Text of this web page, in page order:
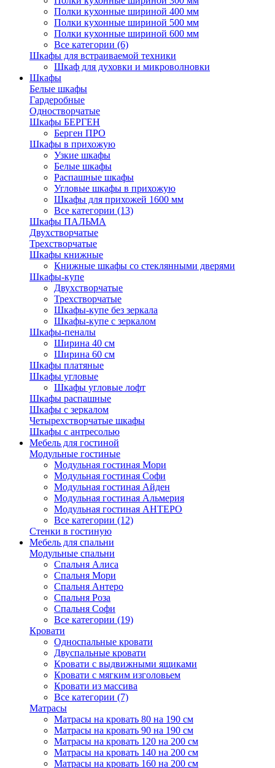
Полки кухонные шириной 400 мм
Полки кухонные шириной 500 мм
Полки кухонные шириной 600 мм
Все категории (6)
Шкафы для встраиваемой техники
Шкаф для духовки и микроволновки
Шкафы
Белые шкафы
Гардеробные
Одностворчатые
Шкафы БЕРГЕН
Берген ПРО
Шкафы в прихожую
Узкие шкафы
Белые шкафы
Распашные шкафы
Угловые шкафы в прихожую
Шкафы для прихожей 1600 мм
Все категории (13)
Шкафы ПАЛЬМА
Двухстворчатые
Трехстворчатые
Шкафы книжные
Книжные шкафы со стеклянными дверями
Шкафы-купе
Двухстворчатые
Трехстворчатые
Шкафы-купе без зеркала
Шкафы-купе с зеркалом
Шкафы-пеналы
Ширина 40 см
Ширина 60 см
Шкафы платяные
Шкафы угловые
Шкафы угловые лофт
Шкафы распашные
Шкафы с зеркалом
Четырехстворчатые шкафы
Шкафы с антресолью
Мебель для гостиной
Модульные гостиные
Модульная гостиная Мори
Модульная гостиная Софи
Модульная гостиная Айден
Модульная гостиная Альмерия
Модульная гостиная АНТЕРО
Все категории (12)
Стенки в гостиную
Мебель для спальни
Модульные спальни
Спальня Алиса
Спальня Мори
Спальня Антеро
Спальня Роза
Спальня Софи
Все категории (19)
Кровати
Односпальные кровати
Двуспальные кровати
Кровати с выдвижными ящиками
Кровати с мягким изголовьем
Кровати из массива
Все категории (7)
Матрасы
Матрасы на кровать 80 на 190 см
Матрасы на кровать 90 на 190 см
Матрасы на кровать 120 на 200 см
Матрасы на кровать 140 на 200 см
Матрасы на кровать 160 на 200 см